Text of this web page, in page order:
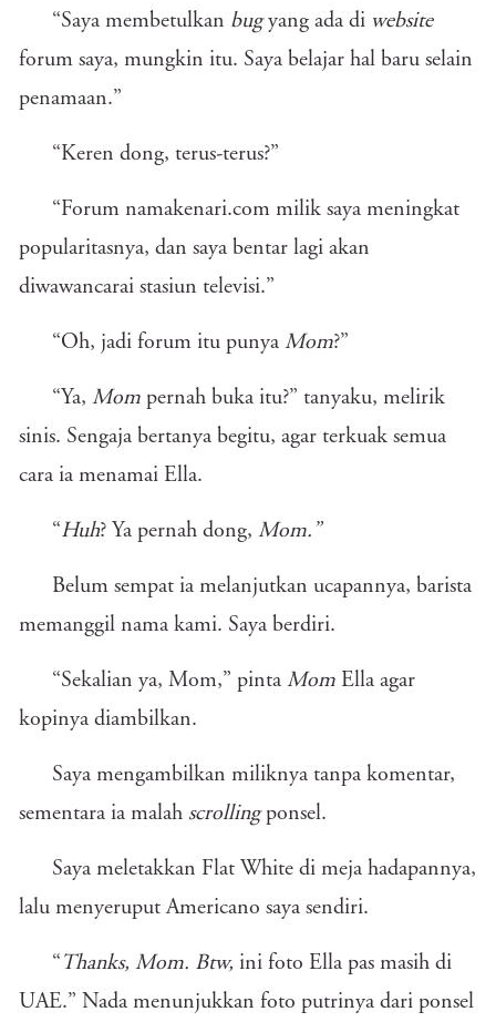
“Saya membetulkan bugyang ada di website
forum saya, mungkin itu. Saya belajar hal baru selain
penamaan.”
“Keren dong, terus-terus?”
“Forum namakenari.com milik saya meningkat
popularitasnya, dan saya bentar lagi akan
diwawancarai stasiun televisi.”
“Oh, jadi forum itu punya Mom?”
“Ya, Mom pernah buka itu?” tanyaku, melirik
sinis. Sengaja bertanya begitu, agar terkuak semua
cara ia menamai Ella.
“Huh? Ya pernah dong, Mom.”
Belum sempat ia melanjutkan ucapannya, barista
memanggil nama kami. Saya berdiri.
“Sekalian ya, Mom,” pinta Mom Ella agar
kopinya diambilkan.
Saya mengambilkan miliknya tanpa komentar,
sementara ia malah scrolling ponsel.
Saya meletakkan Flat White di meja hadapannya,
lalu menyeruput Americano saya sendiri.
“ Thanks, Mom. Btw, ini foto Ella pas masih di
UAE.” Nada menunjukkan foto putrinya dari ponsel